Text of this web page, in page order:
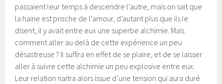
passaient leur temps à descendre l’autre, mais on sait que
la haine est proche de l’amour, d’autant plus que ils le
disent, il y avait entre eux une superbe alchimie. Mais
comment aller au delà de cette expérience un peu
désastreuse ? Il suffira en effet de se plaire, et de se laisser
aller à suivre cette alchimie un peu explosive entre eux.
Leur relation naitra alors issue d’une tension qui aura duré